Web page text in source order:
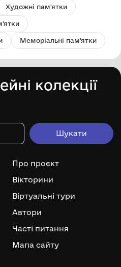
Художні пам'ятки
Меморіальні пам'ятки
колекції
Про проєкт
Вікторини
Віртуальні тури
Автори
Часті питання
Мапа сайту